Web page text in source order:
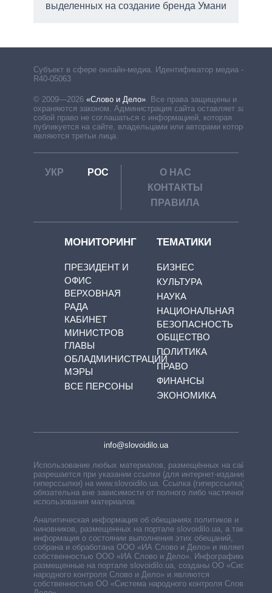
выделенных на создание бренда Умани
Субъект в сфере онлайн-медиа. Идентификатор медиа –
R40-05063
© 2009—2026 «Слово и Дело». Все права защищены и
охраняются законом. Администрация сайта оставляет за
собой право не соглашаться с информацией, которая
публикуется на сайте, владельцами или авторами которой
являются третьи лица.
УКР РОС
О НАС
КОНТАКТЫ
ПРАВИЛА
МОНИТОРИНГ
ПРЕЗИДЕНТ И
ОФИС
ВЕРХОВНАЯ
РАДА
КАБИНЕТ
МИНИСТРОВ
ГЛАВЫ
ОБЛАДМИНИСТРАЦИЙ
МЭРЫ
ВСЕ ПЕРСОНЫ
ТЕМАТИКИ
БИЗНЕС
КУЛЬТУРА
НАУКА
НАЦИОНАЛЬНАЯ
БЕЗОПАСНОСТЬ
ОБЩЕСТВО
ПОЛИТИКА
ПРАВО
ФИНАНСЫ
ЭКОНОМИКА
info@slovoidilo.ua
Использование любых материалов, размещённых на сайте,
разрешается при указании ссылки (для интернет-изданий —
гиперссылки) на www.slovoidilo.ua. Ссылка (гиперссылка)
обязательна вне зависимости от полного либо частичного
использования материалов.
Аналитическая информация об обещаниях политиков и
чиновников, размещенных на портале slovoidilo.ua, а также
информация о состоянии выполнения этих обещаний,
собрана и обработана ООО «ИА Слово и Дело» и является
собственностью ООО «ИА Слово и Дело». Инфографики,
размещенные на портале slovoidilo.ua, созданы ОО «Система
народного контроля Слово и Дело» и являются
собственностью ОО «Система народного контроля Слово и